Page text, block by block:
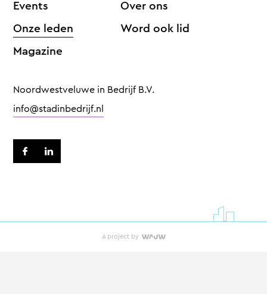
Events
Onze leden
Magazine
Over ons
Word ook lid
Noordwestveluwe in Bedrijf B.V.
info@stadinbedrijf.nl
A project by